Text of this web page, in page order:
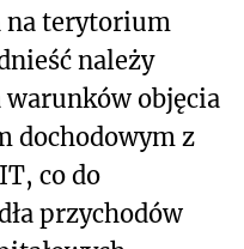
na terytorium
należy
objęcia
dochodowym z
co do
przychodów